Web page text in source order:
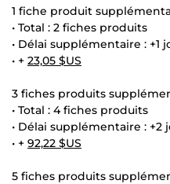
1 fiche produit
• Total : 2 fiches produits
• Délai supplémentaire : +1
• + 23,05 $US
3 fiches produits
• Total : 4 fiches produits
• Délai supplémentaire : +2
• + 92,22 $US
5 fiches produits